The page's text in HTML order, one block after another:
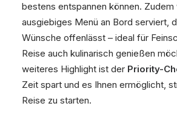
bestens entspannen können. Zudem
ausgiebiges Menü an Bord serviert,
Wünsche offenlässt – ideal für
Reise auch kulinarisch genießen
weiteres Highlight ist der Priority-
Zeit spart und es Ihnen ermöglicht,
Reise zu starten.